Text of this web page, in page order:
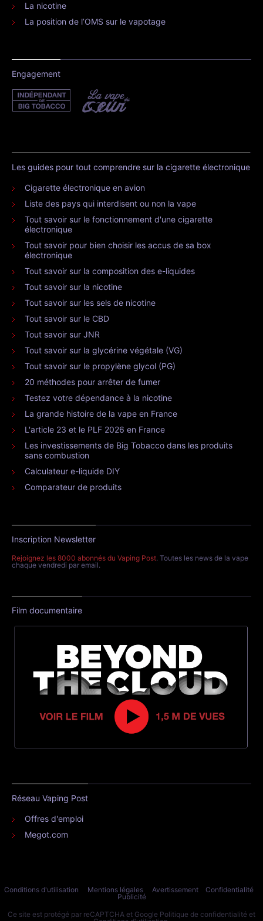
La nicotine
La position de l’OMS sur le vapotage
Engagement
Les guides pour tout comprendre sur la cigarette électronique
Cigarette électronique en avion
Liste des pays qui interdisent ou non la vape
Tout savoir sur le fonctionnement d'une cigarette
électronique
Tout savoir pour bien choisir les accus de sa box
électronique
Tout savoir sur la composition des e-liquides
Tout savoir sur la nicotine
Tout savoir sur les sels de nicotine
Tout savoir sur le CBD
Tout savoir sur JNR
Tout savoir sur la glycérine végétale (VG)
Tout savoir sur le propylène glycol (PG)
20 méthodes pour arrêter de fumer
Testez votre dépendance à la nicotine
La grande histoire de la vape en France
L'article 23 et le PLF 2026 en France
Les investissements de Big Tobacco dans les produits
sans combustion
Calculateur e-liquide DIY
Comparateur de produits
Inscription Newsletter
Rejoignez les 8000 abonnés du Vaping Post. Toutes les news de la vape
chaque vendredi par email.
Film documentaire
Réseau Vaping Post
Offres d'emploi
Megot.com
Conditions d'utilisation Mentions légales Avertissement
Confidentialité
Publicité
Ce site est protégé par reCAPTCHA et Google Politique de confidentialité et